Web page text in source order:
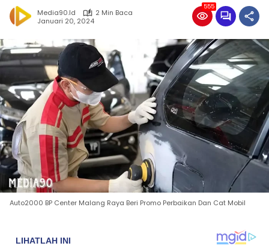
Media90.id
2 Min Baca
Januari 20, 2024
555
Auto2000 BP Center Malang Raya Beri Promo Perbaikan Dan Cat Mobil